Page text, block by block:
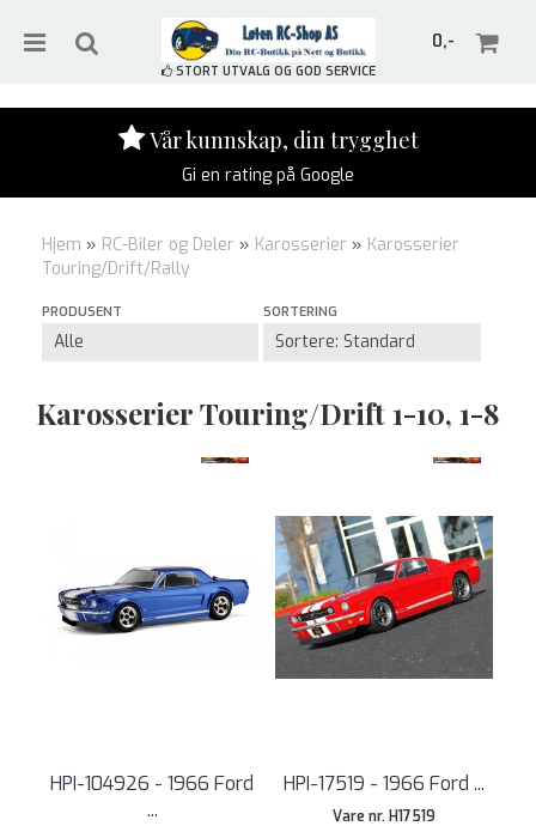
0,-
STORT UTVALG OG GOD SERVICE
Vår kunnskap, din trygghet
Gi en rating på Google
Hjem » RC-Biler og Deler » Karosserier » Karosserier
Touring/Drift/Rally
PRODUSENT SORTERING
Karosserier Touring/Drift 1-10, 1-8
HPI-104926 - 1966 Ford
...
HPI-17519 - 1966 Ford ...
Vare nr. H17519